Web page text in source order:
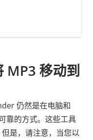
移动到
仍然是在电脑和
靠的方式。这些工具
是，请注意，当您以